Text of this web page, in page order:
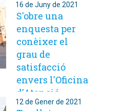
16 de Juny de 2021
S'obre una
enquesta per
conèixer el
grau de
satisfacció
envers l'Oficina
d'Atenció
Ciutadana
12 de Gener de 2021